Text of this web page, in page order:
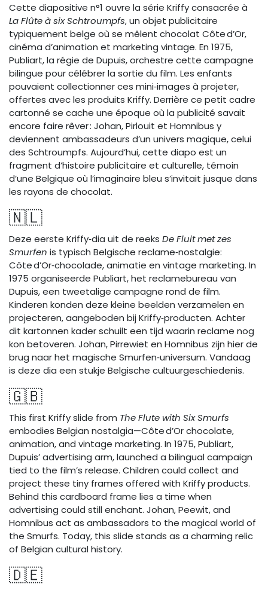
Cette diapositive n°1 ouvre la série Kriffy consacrée à
La Flûte à six Schtroumpfs, un objet publicitaire
typiquement belge où se mêlent chocolat Côte d’Or,
cinéma d’animation et marketing vintage. En 1975,
Publiart, la régie de Dupuis, orchestre cette campagne
bilingue pour célébrer la sortie du film. Les enfants
pouvaient collectionner ces mini‑images à projeter,
offertes avec les produits Kriffy. Derrière ce petit cadre
cartonné se cache une époque où la publicité savait
encore faire rêver : Johan, Pirlouit et Homnibus y
deviennent ambassadeurs d’un univers magique, celui
des Schtroumpfs. Aujourd’hui, cette diapo est un
fragment d’histoire publicitaire et culturelle, témoin
d’une Belgique où l’imaginaire bleu s’invitait jusque dans
les rayons de chocolat.
🇳🇱
Deze eerste Kriffy‑dia uit de reeks De Fluit met zes
Smurfen is typisch Belgische reclame‑nostalgie:
Côte d’Or‑chocolade, animatie en vintage marketing. In
1975 organiseerde Publiart, het reclamebureau van
Dupuis, een tweetalige campagne rond de film.
Kinderen konden deze kleine beelden verzamelen en
projecteren, aangeboden bij Kriffy‑producten. Achter
dit kartonnen kader schuilt een tijd waarin reclame nog
kon betoveren. Johan, Pirrewiet en Homnibus zijn hier de
brug naar het magische Smurfen‑universum. Vandaag
is deze dia een stukje Belgische cultuurgeschiedenis.
🇬🇧
This first Kriffy slide from The Flute with Six Smurfs
embodies Belgian nostalgia—Côte d’Or chocolate,
animation, and vintage marketing. In 1975, Publiart,
Dupuis’ advertising arm, launched a bilingual campaign
tied to the film’s release. Children could collect and
project these tiny frames offered with Kriffy products.
Behind this cardboard frame lies a time when
advertising could still enchant. Johan, Peewit, and
Homnibus act as ambassadors to the magical world of
the Smurfs. Today, this slide stands as a charming relic
of Belgian cultural history.
🇩🇪